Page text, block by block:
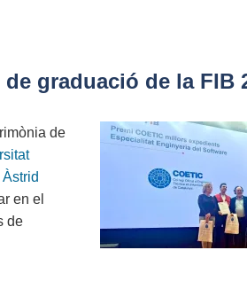
graduació de la FIB
de
Àstrid
en el
de